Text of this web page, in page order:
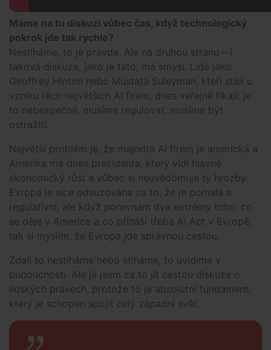
Máme na tu diskuzi vůbec čas, když technologický
pokrok jde tak rychle?
Nestíháme, to je pravda. Ale na druhou stranu – i
taková diskuze, jako je tato, má smysl. Lidé jako
Geoffrey Hinton nebo Mustafa Suleyman, kteří stáli u
vzniku těch největších AI firem, dnes veřejně říkají: je
to nebezpečné, musíme regulovat, musíme být
ostražití.
Největší problém je, že majorita AI firem je americká a
Amerika má dnes prezidenta, který vidí hlavně
ekonomický růst a vůbec si neuvědomuje ty hrozby.
Evropa je sice odsuzována za to, že je pomalá a
regulativní, ale když porovnám dva extrémy toho, co
se děje v Americe a co přináší třeba AI Act v Evropě,
tak si myslím, že Evropa jde správnou cestou.
Zdali to nestíháme nebo stíháme, to uvidíme v
budoucnosti. Ale já jsem za to jít cestou diskuze o
lidských právech, protože to je absolutní fundament,
který je schopen spojit celý západní svět.